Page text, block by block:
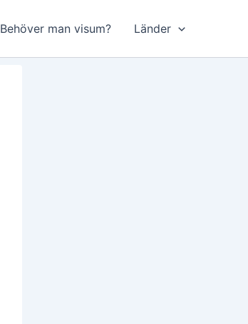
Behöver man visum? Länder